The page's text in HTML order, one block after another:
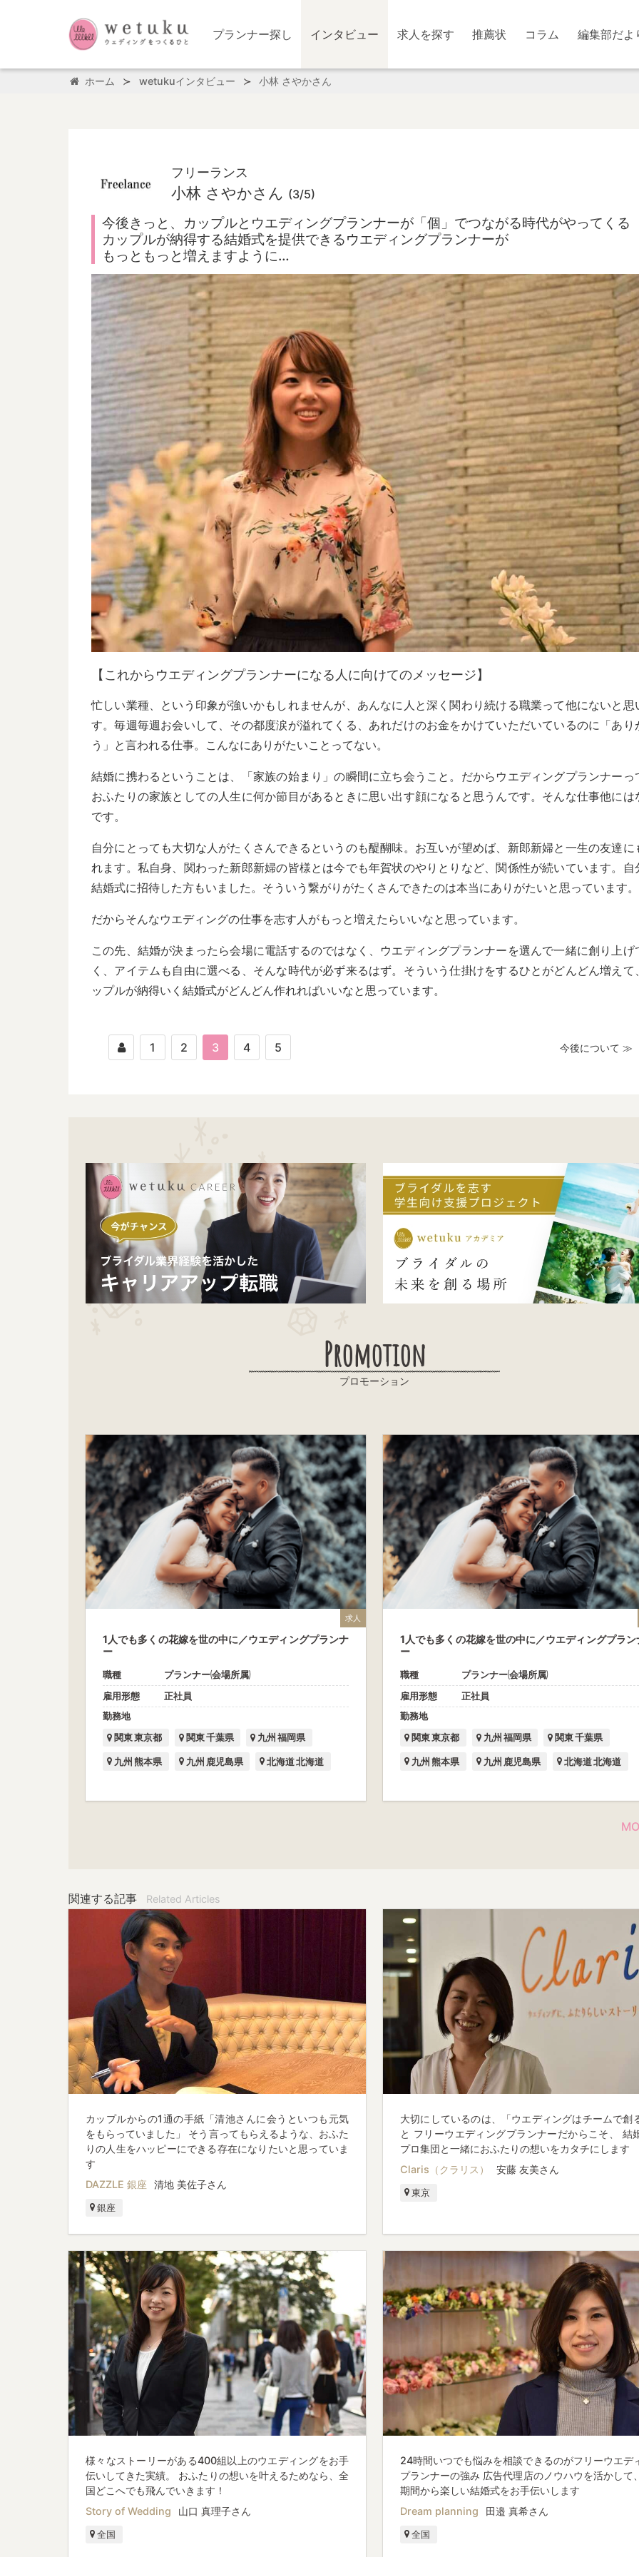
プランナー探し インタビュー 求人を探す 推薦状 コラム 編集部だよ
ホーム wetukuインタビュー 小林 さやかさん
フリーランス
小林 さやかさん (3/5)
今後きっと、カップルとウエディングプランナーが「個」でつながる時代がやってくる
カップルが納得する結婚式を提供できるウエディングプランナーが
もっともっと増えますように…
これからウエディングプランナーになる人に向けてのメッセージ
忙しい業種、という印象が強いかもしれませんが、あんなに人と深く関わり続ける職業って他にないと思
す。毎週毎週お会いして、その都度涙が溢れてくる、あれだけのお金をかけていただいているのに「あり
う」と言われる仕事。こんなにありがたいことってない。
結婚に携わるということは、「家族の始まり」の瞬間に立ち会うこと。だからウエディングプランナーっ
おふたりの家族としての人生に何か節目があるときに思い出す顔になると思うんです。そんな仕事他には
です。
自分にとっても大切な人がたくさんできるというのも醍醐味。お互いが望めば、新郎新婦と一生の友達に
れます。私自身、関わった新郎新婦の皆様とは今でも年賀状のやりとりなど、関係性が続いています。自
結婚式に招待した方もいました。そういう繋がりがたくさんできたのは本当にありがたいと思っています。
だからそんなウエディングの仕事を志す人がもっと増えたらいいなと思っています。
この先、結婚が決まったら会場に電話するのではなく、ウエディングプランナーを選んで一緒に創り上げ
く、アイテムも自由に選べる、そんな時代が必ず来るはず。そういう仕掛けをするひとがどんどん増えて
ップルが納得いく結婚式がどんどん作れればいいなと思っています。
今後について ≫
1 2 3 4 5
Promotion
プロモーション
求人
1人でも多くの花嫁を世の中に／ウエディングプランナ
ー
職種
プランナー(会場所属)
雇用形態
正社員
勤務地
関東 東京都
関東 千葉県 九州 福岡県
九州 熊本県 九州 鹿児島県 北海道 北海道
1人でも多くの花嫁を世の中に／ウエディングプラン
ー
職種
プランナー(会場所属)
雇用形態
正社員
勤務地
関東 東京都
九州 福岡県 関東 千葉県
九州 熊本県 九州 鹿児島県 北海道 北海道
関連する記事 Related Articles
カップルからの1通の手紙「清池さんに会うといつも元気
をもらっていました」 そう言ってもらえるような、おふた
りの人生をハッピーにできる存在になりたいと思っていま
す
DAZZLE 銀座
清地 美佐子さん
銀座
大切にしているのは、「ウエディングはチームで創
と フリーウエディングプランナーだからこそ、 結
プロ集団と一緒におふたりの想いをカタチにします
Claris（クラリス）
安藤 友美さん
東京
様々なストーリーがある400組以上のウエディングをお手
伝いしてきた実績。 おふたりの想いを叶えるためなら、全
国どこへでも飛んでいきます！
Story of Wedding
山口 真理子さん
全国
24時間いつでも悩みを相談できるのがフリーウエデ
プランナーの強み 広告代理店のノウハウを活かして
期間から楽しい結婚式をお手伝いします
Dream planning
田邉 真希さん
全国